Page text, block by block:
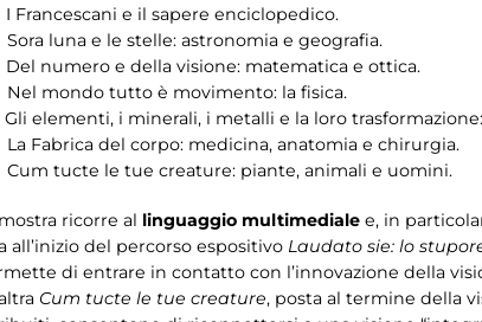
Francescani e il sapere enciclopedico.
luna e le stelle: astronomia e geografia.
numero e della visione: matematica e ottica.
mondo tutto è movimento: la fisica.
elementi, i minerali, i metalli e la loro trasformazione:
Fabrica del corpo: medicina, anatomia e chirurgia.
tucte le tue creature: piante, animali e uomini.
ricorre al linguaggio multimediale e, in
all’inizio del percorso espositivo Laudato sie: lo
di entrare in contatto con l’innovazione della
Cum tucte le tue creature, posta al termine della